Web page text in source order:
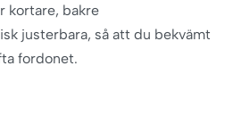
kortare, bakre
justerbara, så att du bekvämt
fordonet.